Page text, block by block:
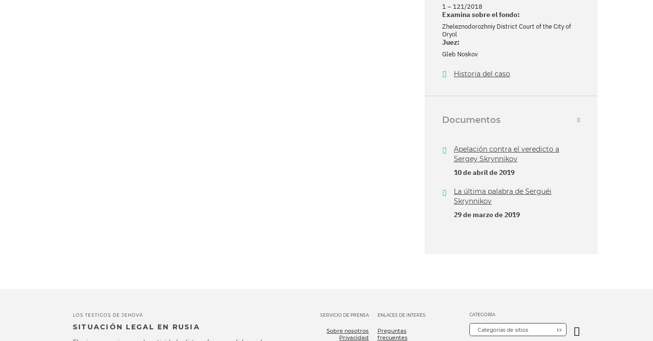
1 – 121/2018
Examina sobre el fondo:
Zheleznodorozhniy District Court of the City of
Oryol
Juez:
Gleb Noskov
Historia del caso
Documentos
Apelación contra el veredicto a
Sergey Skrynnikov
10 de abril de 2019
La última palabra de Serguéi
Skrynnikov
29 de marzo de 2019
LOS TESTIGOS DE JEHOVÁ
SITUACIÓN LEGAL EN RUSIA
SERVICIO DE PRENSA
Sobre nosotros
Privacidad
ENLACES DE INTERÉS
Preguntas
frecuentes
CATEGORÍA
Categorías de sitios